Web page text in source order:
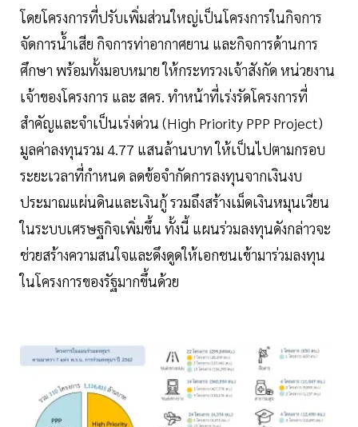
โดยโครงการที่ปรับเพิ่มส่วนใหญ่เป็นโครงการในกิจการ
จัดการน้ำเสีย กิจการท่าอากาศยาน และกิจการด้านการ
ศึกษา พร้อมทั้งมอบหมาย ให้กระทรวงเจ้าสังกัด หน่วยงาน
เจ้าของโครงการ และ สคร. ทำหน้าที่เร่งรัดโครงการที่
สำคัญและจำเป็นเร่งด่วน (High Priority PPP Project)
มูลค่าลงทุนรวม 4.77 แสนล้านบาท ให้เป็นไปตามกรอบ
ระยะเวลาที่กำหนด ลดข้อจำกัดการลงทุนจากเงินงบ
ประมาณแผ่นดินและเงินกู้ รวมถึงสร้างเม็ดเงินหมุนเวียน
ในระบบเศรษฐกิจเพิ่มขึ้น ทั้งนี้ แผนร่วมลงทุนดังกล่าวจะ
ช่วยสร้างความสนใจและดึงดูดให้เอกชนเข้ามาร่วมลงทุน
ในโครงการของรัฐมากขึ้นด้วย